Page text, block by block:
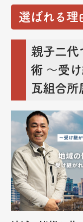
選ばれる理
親子二代
術 ～受
瓦組合所